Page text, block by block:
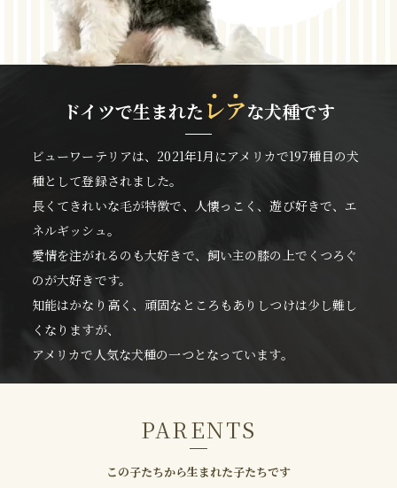
ドイツで生まれたレアな犬種です
ビューワーテリアは、2021年1月にアメリカで197種目の犬
種として登録されました。
長くてきれいな毛が特徴で、人懐っこく、遊び好きで、エ
ネルギッシュ。
愛情を注がれるのも大好きで、飼い主の膝の上でくつろぐ
のが大好きです。
知能はかなり高く、頑固なところもありしつけは少し難し
くなりますが、
アメリカで人気な犬種の一つとなっています。
PARENTS
この子たちから生まれた子たちです